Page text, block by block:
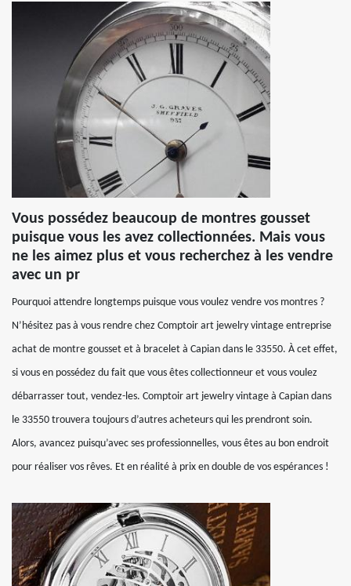
Vous possédez beaucoup de montres gousset
puisque vous les avez collectionnées. Mais vous
ne les aimez plus et vous recherchez à les vendre
avec un pr
Pourquoi attendre longtemps puisque vous voulez vendre vos montres ?
N’hésitez pas à vous rendre chez Comptoir art jewelry vintage entreprise
achat de montre gousset et à bracelet à Capian dans le 33550. À cet effet,
si vous en possédez du fait que vous êtes collectionneur et vous voulez
débarrasser tout, vendez-les. Comptoir art jewelry vintage à Capian dans
le 33550 trouvera toujours d’autres acheteurs qui les prendront soin.
Alors, avancez puisqu’avec ses professionnelles, vous êtes au bon endroit
pour réaliser vos rêves. Et en réalité à prix en double de vos espérances !